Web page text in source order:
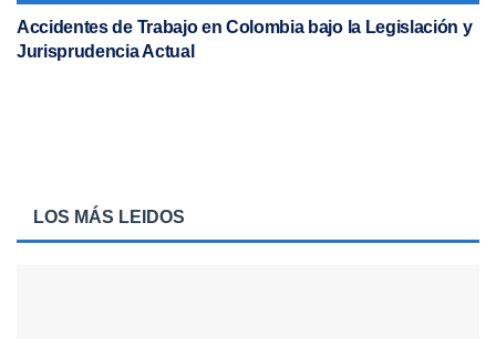
Accidentes de Trabajo en Colombia bajo la Legislación y
Jurisprudencia Actual
LOS MÁS LEIDOS